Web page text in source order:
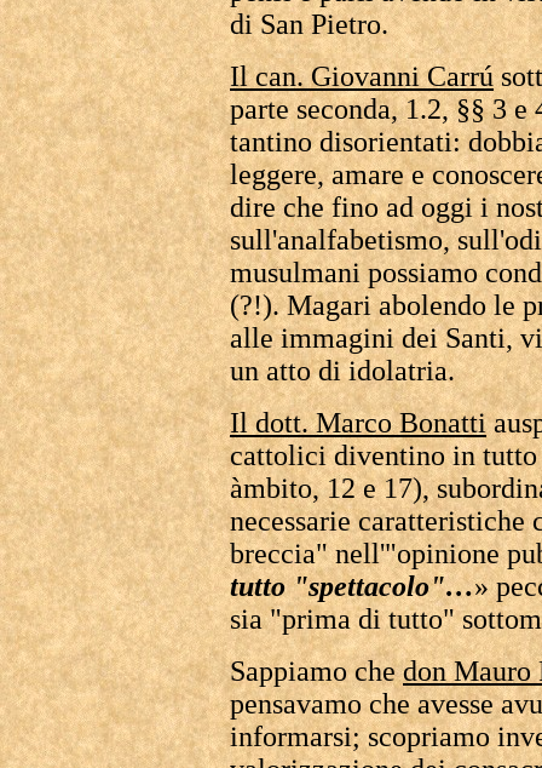
di San Pietro.
Il can. Giovanni Carrú
parte seconda, 1.2, §§ 3
tantino disorientati:
leggere, amare e
dire che fino ad oggi i
sull'analfabetismo,
musulmani possiamo
(?!). Magari abolendo le
alle immagini dei Santi,
un atto di idolatria.
Il dott. Marco Bonatti
cattolici diventino in
àmbito, 12 e 17),
necessarie caratteristiche
breccia" nell'"opinione
tutto "spettacolo"…»
sia "prima di tutto"
Sappiamo chedon Mauro
pensavamo che avesse
informarsi; scopriamo